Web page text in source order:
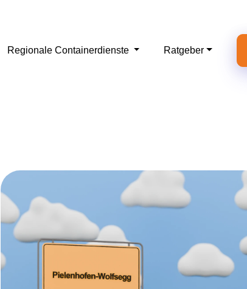
Regionale Containerdienste Ratgeber